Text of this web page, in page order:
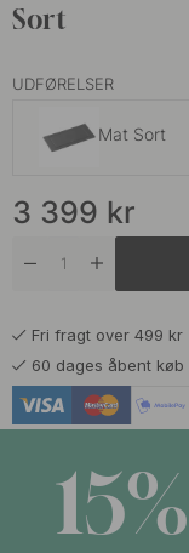
Sort
UDFØRELSER
Mat Sort
Rustfrit Look
3 399 kr
Fri fragt over 499 kr
60 dages åbent køb
15%